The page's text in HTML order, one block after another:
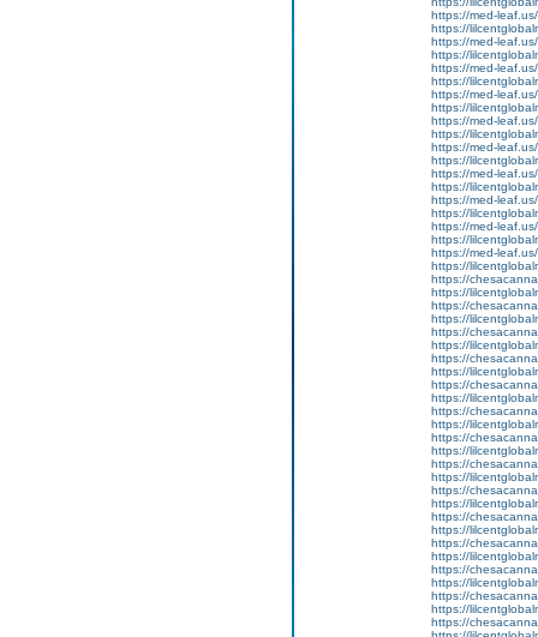
https://med-leaf.us/
https://
https://med-leaf.us/
https://
https://med-leaf.us/
https://
https://med-leaf.us/
https://
https://med-leaf.us/
https://
https://med-leaf.us/
https://
https://med-leaf.us/
https://
https://med-leaf.us/
https://
https://med-leaf.us/
https://
https://med-leaf.us/
https://
https://
https://
https://
https://
https://
https://
https://
https://
https://
https://
https://
https://
https://
https://
https://
https://
https://
https://
https://
https://
https://
https://
https://
https://
https://
https://
https://